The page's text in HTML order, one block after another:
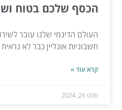
הכסף שלכם בטוח
העולם הדינמי שלנו עובר
חשבוניות אונליין כבר לא
קרא עוד »
ספט 26, 2024